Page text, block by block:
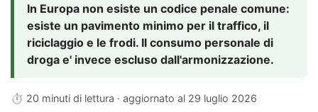
In Europa non esiste un codice penale comune:
esiste un pavimento minimo per il traffico, il
riciclaggio e le frodi. Il consumo personale di
droga e' invece escluso dall'armonizzazione.
⏱ 20 minuti di lettura · aggiornato al 29 luglio 2026